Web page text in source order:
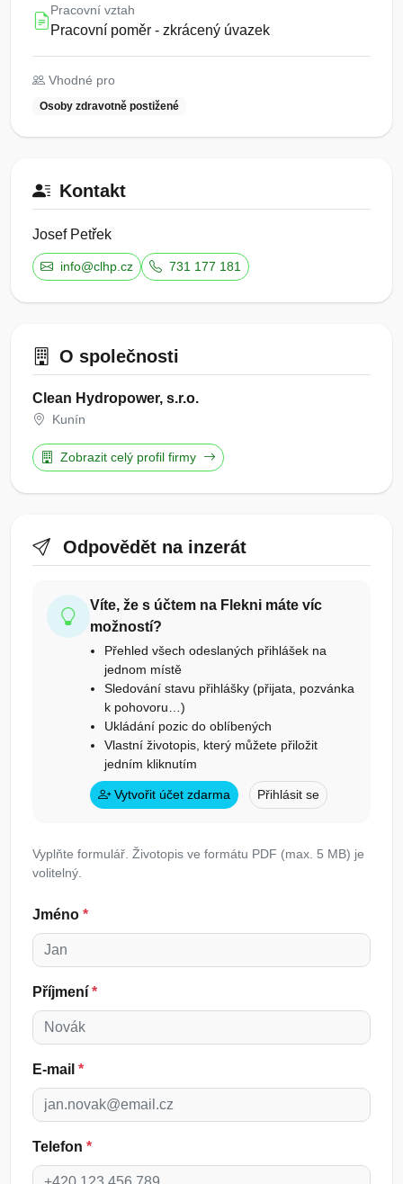
Pracovní vztah
Pracovní poměr - zkrácený úvazek
Vhodné pro
Osoby zdravotně postižené
Kontakt
Josef Petřek
info@clhp.cz 731 177 181
O společnosti
Clean Hydropower, s.r.o.
Kunín
Zobrazit celý profil firmy
Odpovědět na inzerát
Víte, že s účtem na Flekni máte víc
možností?
Přehled všech odeslaných přihlášek na
jednom místě
Sledování stavu přihlášky (přijata, pozvánka
k pohovoru…)
Ukládání pozic do oblíbených
Vlastní životopis, který můžete přiložit
jedním kliknutím
Vytvořit účet zdarma Přihlásit se
Vyplňte formulář. Životopis ve formátu PDF (max. 5 MB) je
volitelný.
Jméno *
Příjmení *
E-mail *
Telefon *